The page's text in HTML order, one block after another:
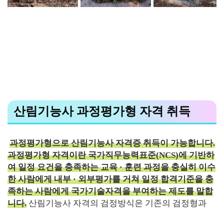
산림기능사 과정평가형 자격 취득
과정평가형으로 산림기능사 자격증 취득이 가능합니다.
과정평가형 자격이란 국가직무능력표준(NCS)에 기반하
여 일정 요건을 충족하는 교육 · 훈련 과정을 충실히 이수
한 사람에게 내부 · 외부평가를 거쳐 일정 합격기준을 충
족하는 사람에게 국가기술자격을 부여하는 제도를 말합
니다. 산림기능사 자격의 검정방식은 기존의 검정형과